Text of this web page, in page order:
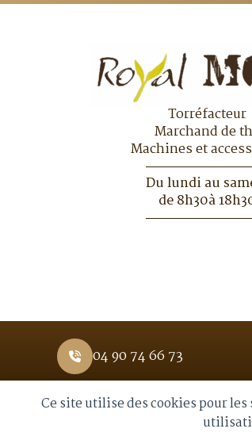
Torréfacteur
Marchand de
Machines et
Du lundi au
de 8h30à
04 90 74 66 73
© 2026 Royal Moka. Tous
Ce site utilise des cookies pour